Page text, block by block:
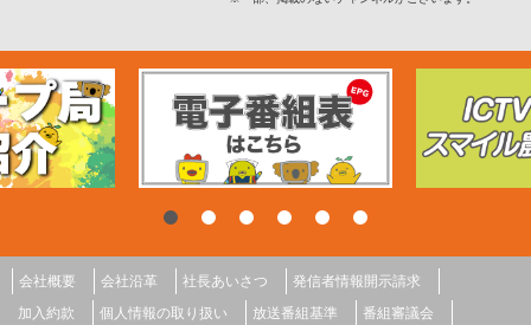
会社概要 会社沿革 社長あいさつ
発信者情報開示請求
加入約款
個人情報の取り扱い 放送番組基準
番組審議会